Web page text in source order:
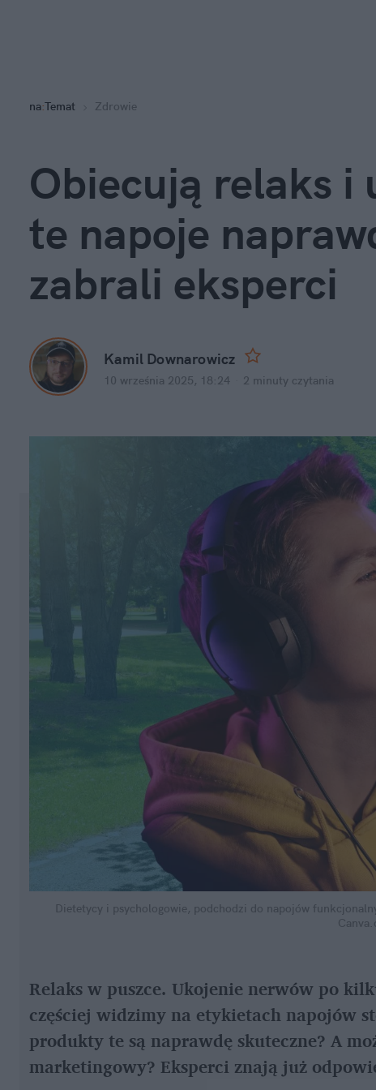
na:Temat Zdrowie
Obiecują relaks i
te napoje
zabrali eksperci
Kamil Downarowicz
10 września 2025, 18:24 2 minuty czytania
Dietetycy i psychologowie, podchodzi do napojów
Relaks w puszce. Ukojenie nerwów po
częściej widzimy na etykietach napojów
produkty te są naprawdę skuteczne? A
marketingowy? Eksperci znają już